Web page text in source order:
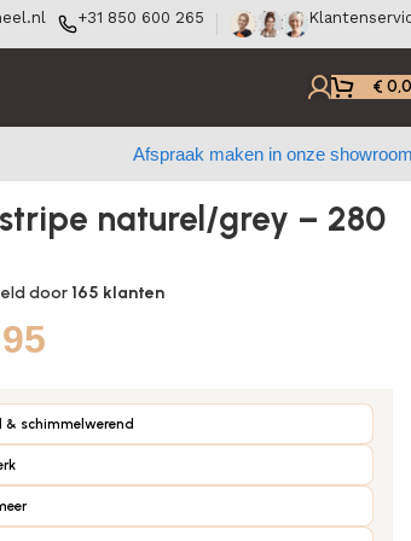
+31 850 600 265
€
Afspraak maken in onze
stripe naturel/grey – 280
door 165 klanten
schimmelwerend